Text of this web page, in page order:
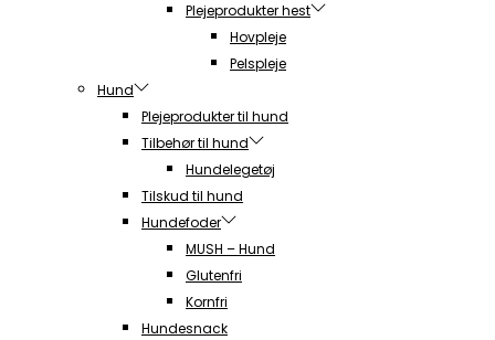
Plejeprodukter hest
Hovpleje
Pelspleje
Hund
Plejeprodukter til hund
Tilbehør til hund
Hundelegetøj
Tilskud til hund
Hundefoder
MUSH – Hund
Glutenfri
Kornfri
Hundesnack